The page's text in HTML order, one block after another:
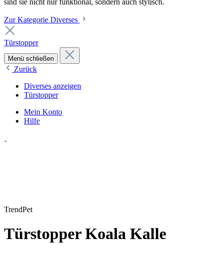
Zur Kategorie Diverses
Türstopper
Menü schließen
Zurück
Diverses anzeigen
Türstopper
Mein Konto
Hilfe
TrendPet
Türstopper Koala Kalle